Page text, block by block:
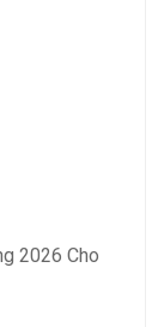
2026 Cho